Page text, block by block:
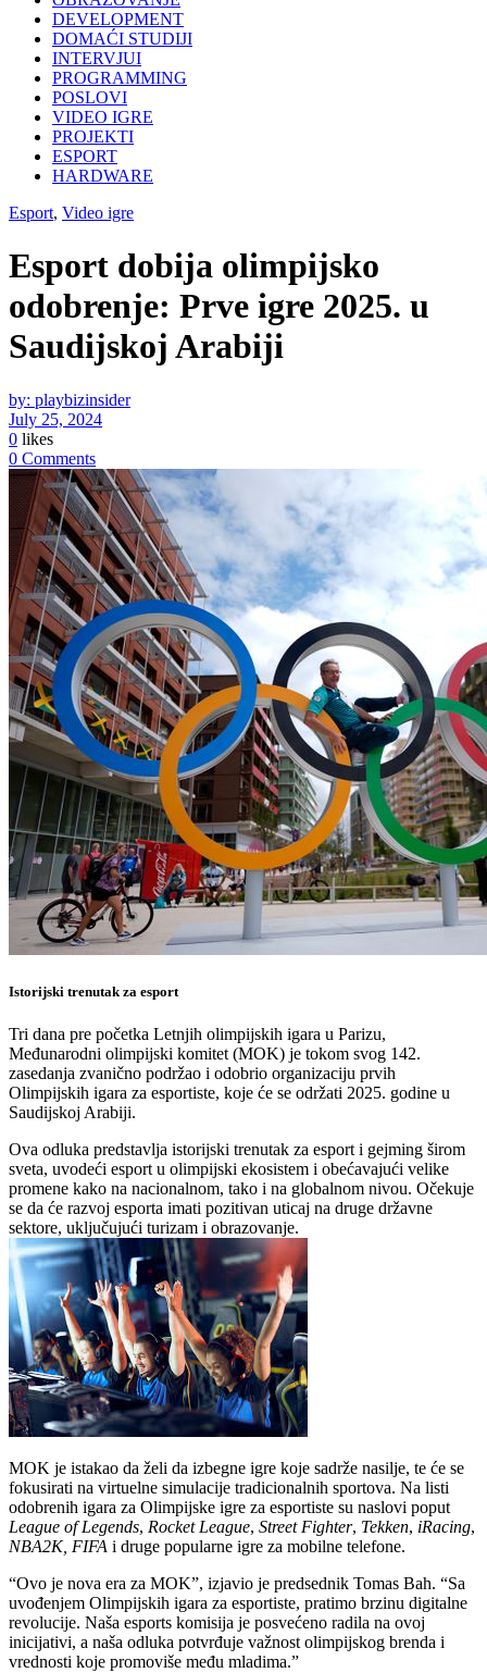
DEVELOPMENT
DOMAĆI STUDIJI
INTERVJUI
PROGRAMMING
POSLOVI
VIDEO IGRE
PROJEKTI
ESPORT
HARDWARE
Esport, Video igre
Esport dobija olimpijsko
odobrenje: Prve igre 2025. u
Saudijskoj Arabiji
by: playbizinsider
July 25, 2024
0 likes
0 Comments
Istorijski trenutak za esport
Tri dana pre početka Letnjih olimpijskih igara u Parizu,
Međunarodni olimpijski komitet (MOK) je tokom svog 142.
zasedanja zvanično podržao i odobrio organizaciju prvih
Olimpijskih igara za esportiste, koje će se održati 2025. godine u
Saudijskoj Arabiji.
Ova odluka predstavlja istorijski trenutak za esport i gejming širom
sveta, uvodeći esport u olimpijski ekosistem i obećavajući velike
promene kako na nacionalnom, tako i na globalnom nivou. Očekuje
se da će razvoj esporta imati pozitivan uticaj na druge državne
sektore, uključujući turizam i obrazovanje.
MOK je istakao da želi da izbegne igre koje sadrže nasilje, te će se
fokusirati na virtuelne simulacije tradicionalnih sportova. Na listi
odobrenih igara za Olimpijske igre za esportiste su naslovi poput
League of Legends, Rocket League, Street Fighter, Tekken, iRacing,
NBA2K, FIFA i druge popularne igre za mobilne telefone.
“Ovo je nova era za MOK”, izjavio je predsednik Tomas Bah. “Sa
uvođenjem Olimpijskih igara za esportiste, pratimo brzinu digitalne
revolucije. Naša esports komisija je posvećeno radila na ovoj
inicijativi, a naša odluka potvrđuje važnost olimpijskog brenda i
vrednosti koje promoviše među mladima.”